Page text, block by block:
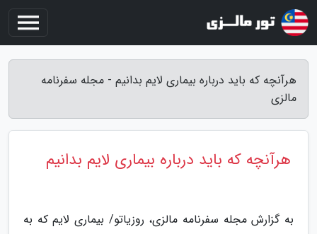
هرآنچه که باید درباره بیماری لایم بدانیم - مجله سفرنامه
مالزی
هرآنچه که باید درباره بیماری لایم بدانیم
به گزارش مجله سفرنامه مالزی، روزیاتو/ بیماری لایم که به